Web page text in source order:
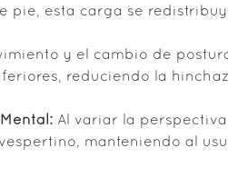
pie, esta carga se
y el cambio de
reduciendo la
Al variar la
manteniendo al